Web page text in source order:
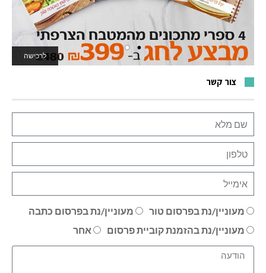
לרכישה
לאתר המשחקים
צור קשר
מעוניין/נת בפרסום טור
מעוניין/נת בפרסום כתבה
מעוניין/נת בהזמנת קוביית פרסום
אחר